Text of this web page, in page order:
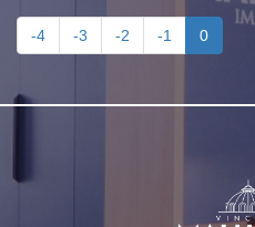
-4 -3 -2 -1 0